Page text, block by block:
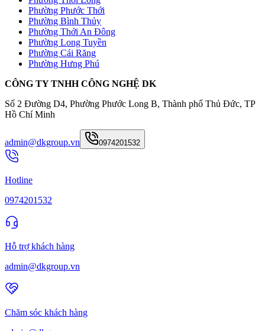
Phường Phước Thới
Phường Bình Thủy
Phường Thới An Đông
Phường Long Tuyền
Phường Cái Răng
Phường Hưng Phú
CÔNG TY TNHH CÔNG NGHỆ DK
Số 2 Đường D4, Phường Phước Long B, Thành phố Thủ Đức, TP
Hồ Chí Minh
admin@dkgroup.vn 0974201532
Hotline
0974201532
Hỗ trợ khách hàng
admin@dkgroup.vn
Chăm sóc khách hàng